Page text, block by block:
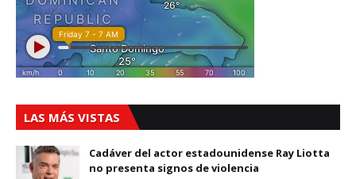
LAS MÁS VISTAS
Cadáver del actor estadounidense Ray Liotta
no presenta signos de violencia